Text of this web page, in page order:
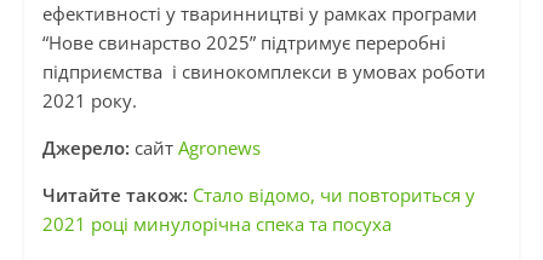
ефективності у тваринництві у рамках програми
“Нове свинарство 2025” підтримує переробні
підприємства і свинокомплекси в умовах роботи
2021 року.
Джерело: сайт Agronews
Читайте також: Стало відомо, чи повториться у
2021 році минулорічна спека та посуха